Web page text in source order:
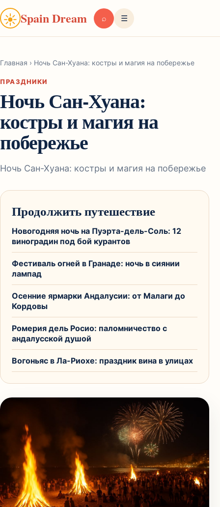
☀Spain Dream ⌕ ☰
Главная › Ночь Сан-Хуана: костры и магия на побережье
ПРАЗДНИКИ
Ночь Сан-Хуана:
костры и магия на
побережье
Ночь Сан-Хуана: костры и магия на побережье
Продолжить путешествие
Новогодняя ночь на Пуэрта-дель-Соль: 12
виноградин под бой курантов
Фестиваль огней в Гранаде: ночь в сиянии
лампад
Осенние ярмарки Андалусии: от Малаги до
Кордовы
Ромерия дель Росио: паломничество с
андалусской душой
Вогоньяс в Ла-Риохе: праздник вина в улицах